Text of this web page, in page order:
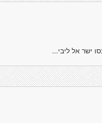
ישר אל ליבי...